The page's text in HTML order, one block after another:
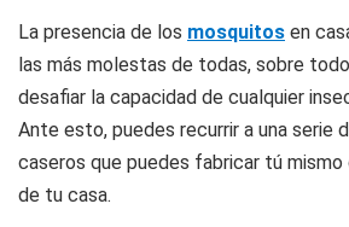
La presencia de los mosquitos en
las más molestas de todas, sobre
desafiar la capacidad de cualquier
Ante esto, puedes recurrir a una serie
caseros que puedes fabricar tú
de tu casa.